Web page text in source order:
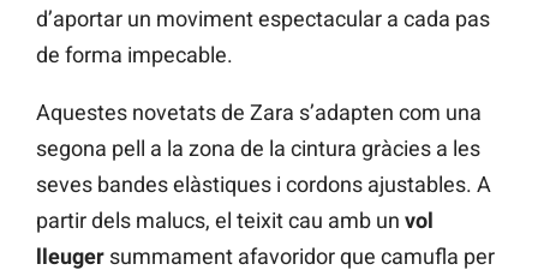
d’aportar un moviment espectacular a cada pas
de forma impecable.
Aquestes novetats de Zara s’adapten com una
segona pell a la zona de la cintura gràcies a les
seves bandes elàstiques i cordons ajustables. A
partir dels malucs, el teixit cau amb un vol
lleuger summament afavoridor que camufla per